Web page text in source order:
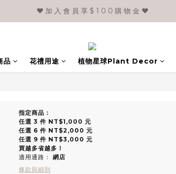
❤️ 加 入 會 員 享 $ 1 0 0 購 物 金 ❤️
品 花禮用途 植物星球Plant Decor
指定商品：
任選 3 件 NT$1,000 元
任選 6 件 NT$2,000 元
任選 9 件 NT$3,000 元
買越多省越多！
適用通路： 網店
條款與細則